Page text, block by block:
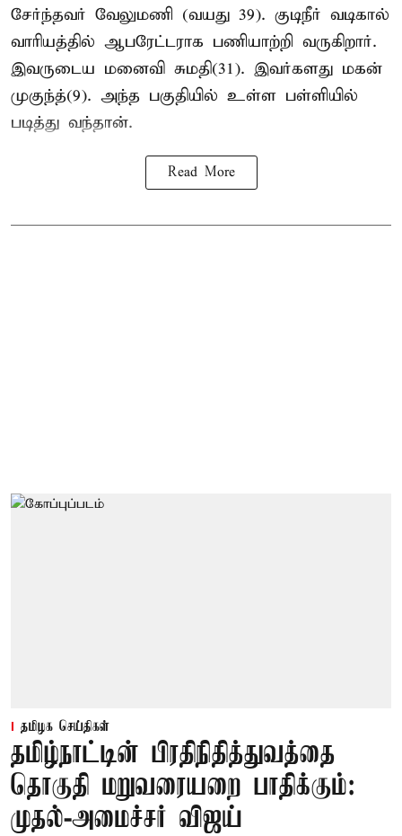
சேர்ந்தவர் வேலுமணி (வயது 39). குடிநீர் வடிகால்
வாரியத்தில் ஆபரேட்டராக பணியாற்றி வருகிறார்.
இவருடைய மனைவி சுமதி(31). இவர்களது மகன்
முகுந்த்(9). அந்த பகுதியில் உள்ள பள்ளியில்
படித்து வந்தான்.
Read More
தமிழக செய்திகள்
தமிழ்நாட்டின் பிரதிநிதித்துவத்தை
தொகுதி மறுவரையறை பாதிக்கும்:
முதல்-அமைச்சர் விஜய்